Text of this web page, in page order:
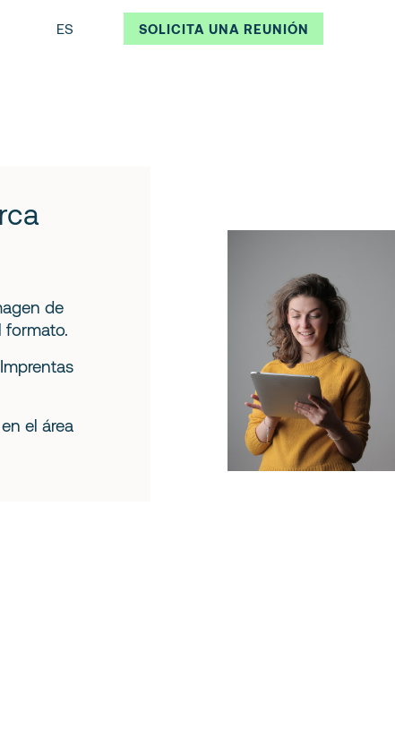
ES SOLICITA UNA REUNIÓN
de
formato.
el área